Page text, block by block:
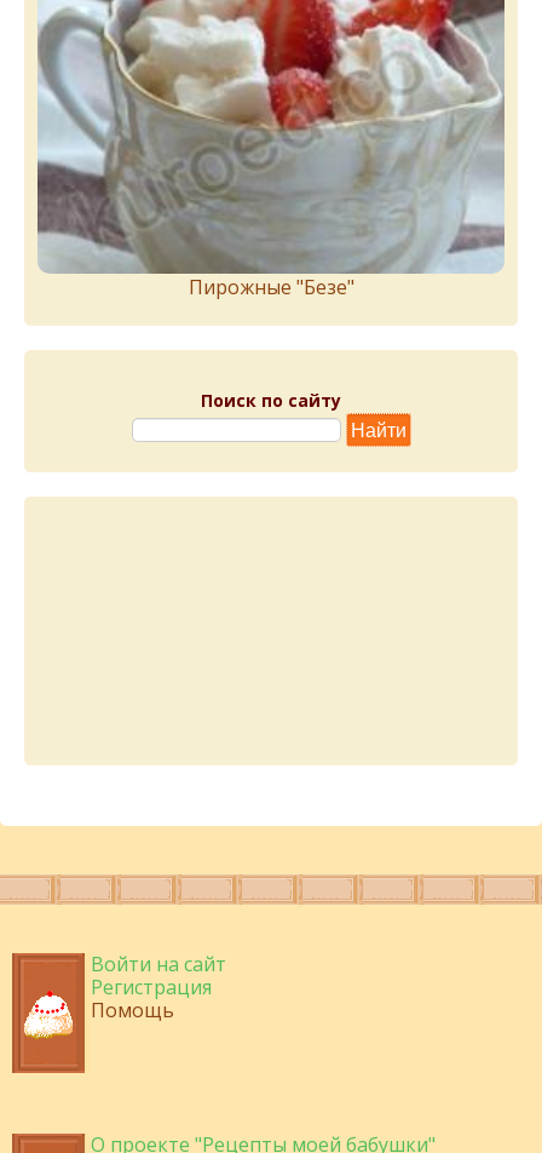
Пирожныe "Бeзe"
Поиск по сайту
Войти на сайт
Регистрация
Помощь
О проекте "Рецепты моей бабушки"